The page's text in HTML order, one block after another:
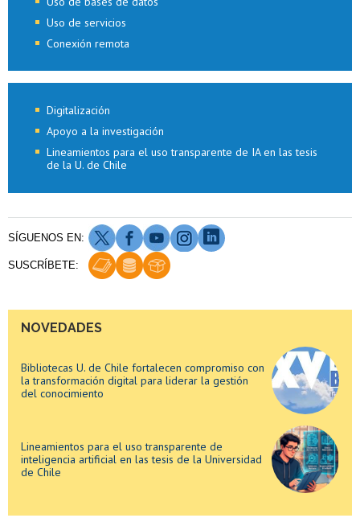
Uso de servicios
Conexión remota
Digitalización
Apoyo a la investigación
Lineamientos para el uso transparente de IA en las tesis
de la U. de Chile
SÍGUENOS EN:
SUSCRÍBETE:
NOVEDADES
la transformación digital para liderar la gestión
del conocimiento
de Chile
Bibliotecas U. de Chile fortalecen compromiso con
la transformación digital para liderar la gestión
del conocimiento
Lineamientos para el uso transparente de
inteligencia artificial en las tesis de la Universidad
de Chile